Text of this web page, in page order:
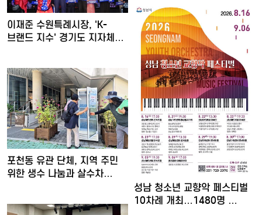
이재준 수원특례시장, 'K-
브랜드 지수' 경기도 지자체…
성남 청소년 교향악 페스티벌
10차례 개최…1480명 …
포천동 유관 단체, 지역 주민
위한 생수 나눔과 살수차…